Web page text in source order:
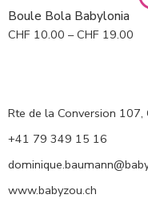
Boule Bola Babylonia
CHF 10.00 –CHF 19.00
Fleur blanche s/noir
Rte de la Conversion 107,
+41 79 349 15 16
www.babyzou.ch